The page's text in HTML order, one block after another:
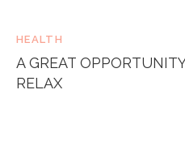
HEALTH
A GREAT
RELAX